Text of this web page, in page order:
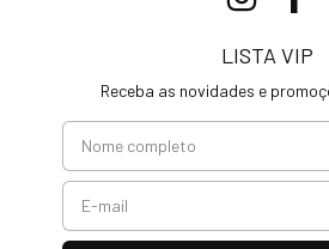
LISTA VIP
Receba as novidades e